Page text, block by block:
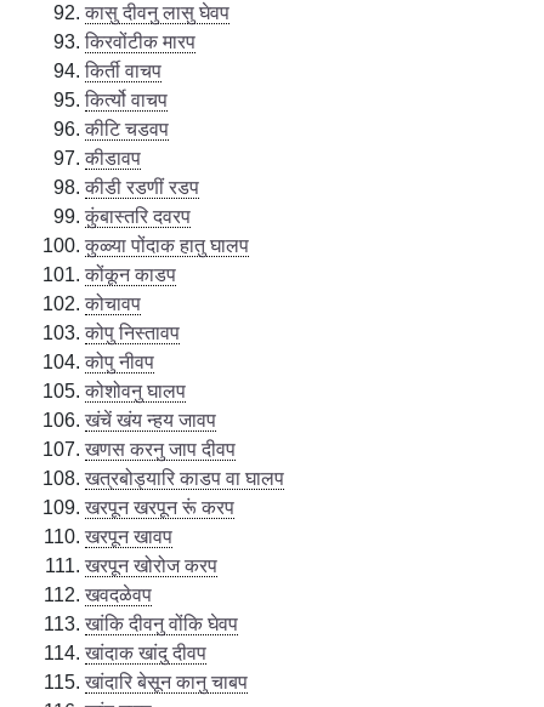
कासु दीवनु लासु घेवप
किरवोंटीक मारप
किर्ती वाचप
किर्त्यो वाचप
कीटि चडवप
कीडावप
कीडी रडणीं रडप
कुंबास्तरि दवरप
कुळ्या पोंदाक हातु घालप
कोंकून काडप
कोचावप
कोपु निस्तावप
कोपु नीवप
कोशोवनु घालप
खंचें खंय न्हय जावप
खणस करनु जाप दीवप
खत्रबोड्यारि काडप वा घालप
खरपून खरपून रूं करप
खरपून खावप
खरपून खोरोज करप
खवदळेवप
खांकि दीवनु वोंकि घेवप
खांदाक खांदु दीवप
खांदारि बेसून कानु चाबप